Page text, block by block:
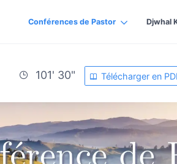
Conférences de Pastor Djwhal
101' 30" Télécharger en